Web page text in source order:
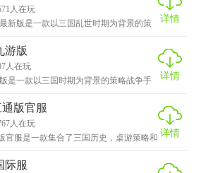
人在玩
新版是一款以三国乱世时期为背景的策
详情
游版
人在玩
是一款以三国时期为背景的策略战争手
详情
版官服
人在玩
官服是一款集合了三国历史，桌游策略和 详情
际服